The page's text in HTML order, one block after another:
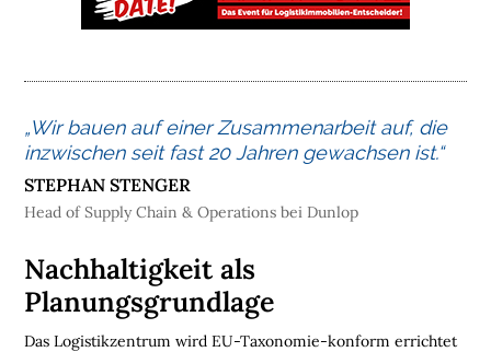
G
K
M
M
B
L
I
Nachhaltigkeit als
Planungsgrundlage
Das Logistikzentrum wird EU-Taxonomie-konform errichtet
„Wir bauen auf einer Zusammenarbeit auf, die
inzwischen seit fast 20 Jahren gewachsen ist.“
STEPHAN STENGER
Head of Supply Chain & Operations bei Dunlop